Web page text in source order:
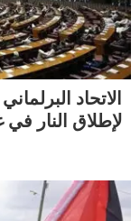
الاتحاد
لإطلاق النار في